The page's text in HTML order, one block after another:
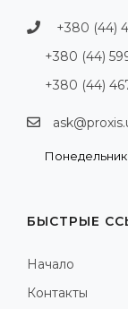
+380 (44)
+380 (44)
+380 (44)
БЫСТРЫЕ
Начало
Контакты